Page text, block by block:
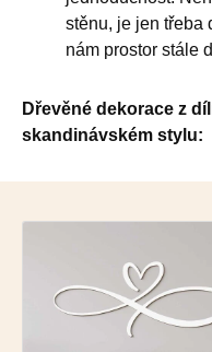
stěnu, je jen třeba
nám prostor stále
Dřevěné dekorace z
skandinávském stylu: